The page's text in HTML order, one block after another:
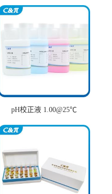
pH校正液 1.00@25℃